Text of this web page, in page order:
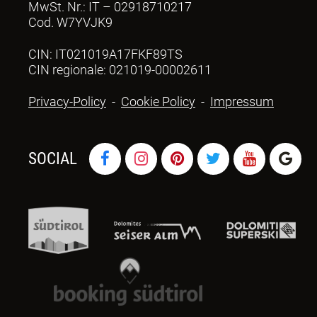
MwSt. Nr.: IT – 02918710217
Cod. W7YVJK9
CIN: IT021019A17FKF89TS
CIN regionale: 021019-00002611
Privacy-Policy - Cookie Policy - Impressum
SOCIAL